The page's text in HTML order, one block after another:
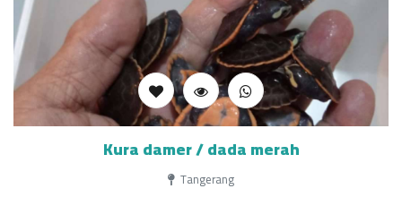
Kura damer / dada merah
Tangerang